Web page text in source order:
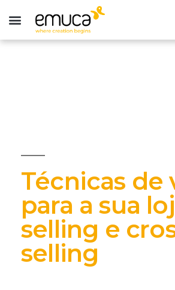
Técnicas de
para a sua
selling e
selling